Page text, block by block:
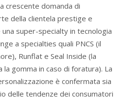
crescente domanda di
della clientela prestige e
super-specialty in tecnologia
a specialties quali PNCS (il
Runflat e Seal Inside (la
gomma in caso di foratura). La
è confermata sia
delle tendenze dei consumatori